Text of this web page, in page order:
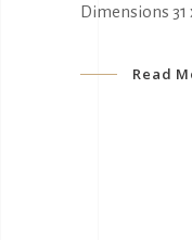
Dimensions 31
Read